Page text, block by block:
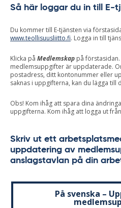
Så här loggar du in till E-
Du kommer till E-tjänsten via
www.teollisuusliitto.fi. Logga in till
Klicka på Medlemskap på
medlemsuppgifter är uppdaterade.
postadress, ditt kontonummer eller
saknas i uppgifterna, kan du lägga
Obs! Kom ihåg att spara dina
uppgifterna. Kom ihåg att logga ut
Skriv ut ett
uppdatering av
anslagstavlan på din
På svenska –